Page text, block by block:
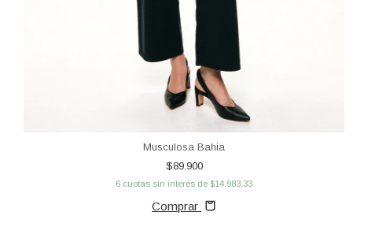
Musculosa Bahia
$89.900
6 cuotas sin interés de $14.983,33
Comprar